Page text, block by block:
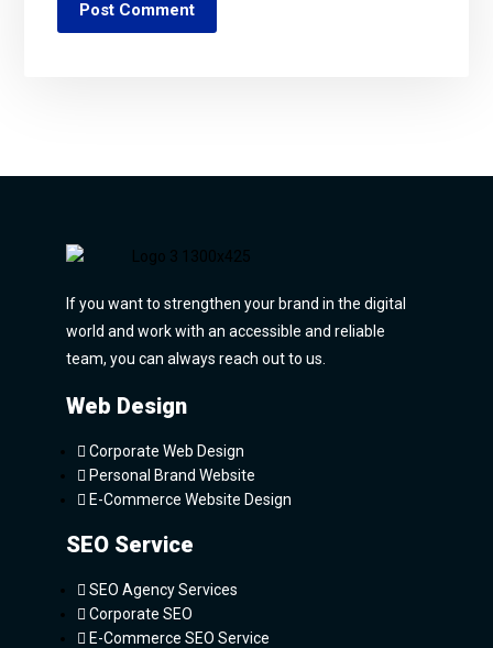
Post Comment
If you want to strengthen your brand in the digital
world and work with an accessible and reliable
team, you can always reach out to us.
Web Design
Corporate Web Design
Personal Brand Website
E-Commerce Website Design
SEO Service
SEO Agency Services
Corporate SEO
E-Commerce SEO Service